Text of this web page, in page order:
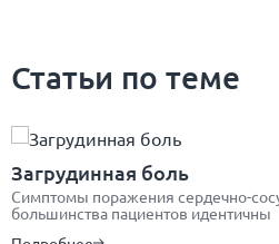
Статьи по теме
Загрудинная боль
Симптомы поражения сердечно-
большинства пациентов идентичны